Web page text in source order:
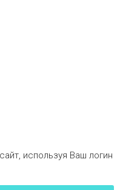
используя Ваш логин